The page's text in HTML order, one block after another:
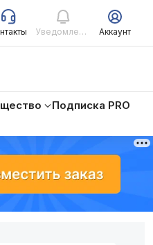
Уведомления Аккаунт
Подписка PRO